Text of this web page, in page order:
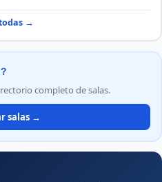
→
completo de salas.
salas →